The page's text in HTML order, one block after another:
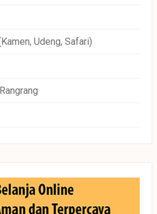
Udeng, Safari)